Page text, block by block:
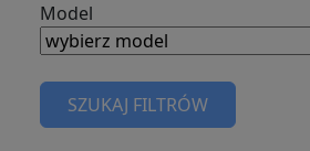
Model
SZUKAJ FILTRÓW